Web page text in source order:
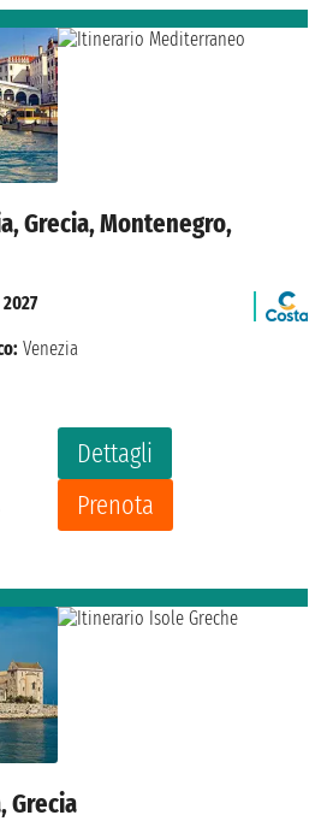
Grecia, Montenegro,
Dettagli
Prenota
2027
Venezia
Grecia